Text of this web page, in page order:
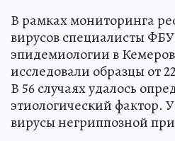
В рамках мониторинга
вирусов специалисты
эпидемиологии в
исследовали образцы от
В 56 случаях удалось
этиологический фактор.
вирусы негриппозной